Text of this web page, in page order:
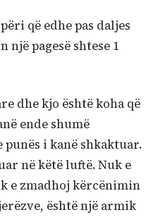
që edhe pas daljes
pagesë shtese 1
dhe kjo është koha që
ende shumë
i kanë shkaktuar.
në këtë luftë. Nuk e
e zmadhoj kërcënimin
është një armik